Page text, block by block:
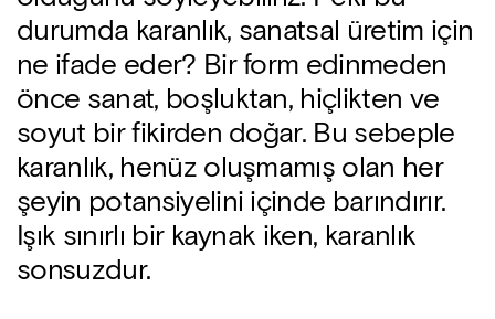
durumda karanlık, sanatsal üretim için
ne ifade eder? Bir form edinmeden
önce sanat, boşluktan, hiçlikten ve
soyut bir fikirden doğar. Bu sebeple
karanlık, henüz oluşmamış olan her
şeyin potansiyelini içinde barındırır.
Işık sınırlı bir kaynak iken, karanlık
sonsuzdur.